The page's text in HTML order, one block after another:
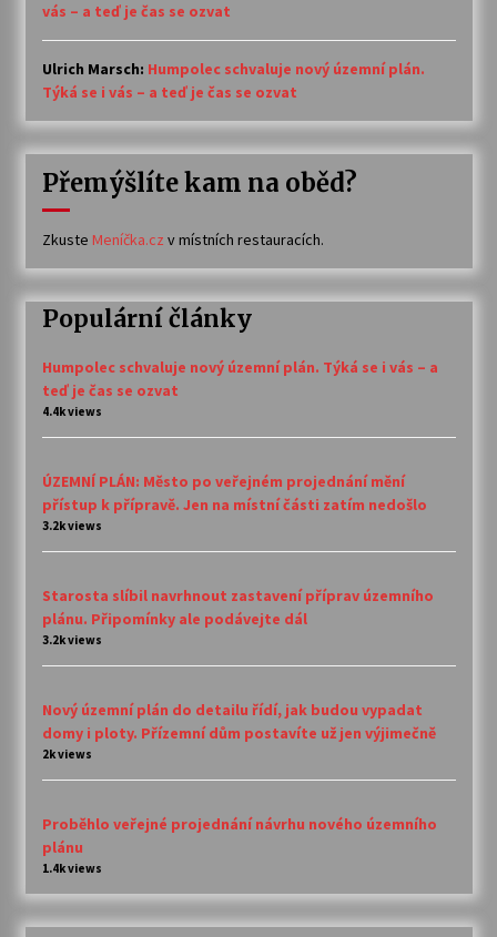
vás – a teď je čas se ozvat
Ulrich Marsch: Humpolec schvaluje nový územní plán.
Týká se i vás – a teď je čas se ozvat
Přemýšlíte kam na oběd?
Zkuste Meníčka.cz v místních restauracích.
Populární články
Humpolec schvaluje nový územní plán. Týká se i vás – a
teď je čas se ozvat
4.4k views
ÚZEMNÍ PLÁN: Město po veřejném projednání mění
přístup k přípravě. Jen na místní části zatím nedošlo
3.2k views
Starosta slíbil navrhnout zastavení příprav územního
plánu. Připomínky ale podávejte dál
3.2k views
Nový územní plán do detailu řídí, jak budou vypadat
domy i ploty. Přízemní dům postavíte už jen výjimečně
2k views
Proběhlo veřejné projednání návrhu nového územního
plánu
1.4k views